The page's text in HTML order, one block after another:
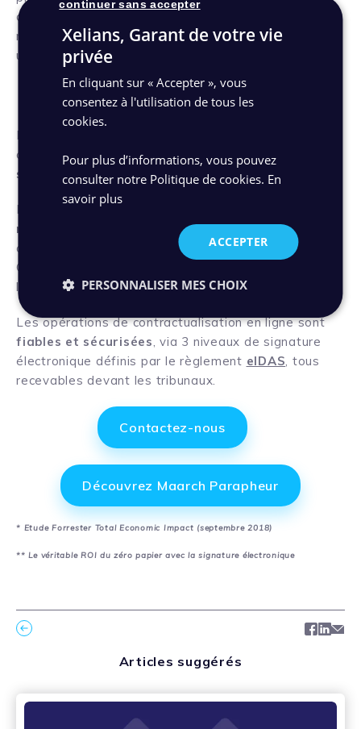
directement sur la
modernisation du parcours client renvoie également
une
image innovante
5. Garantir la conformité réglementaire
En dématérialisant le processus de
contractualisation, l’entreprise assure l’identité du
signataire et l’intégrité du document
Les entreprises remplissent ainsi leurs
réglementaires
, notamment en matière de
connaissance de la clientèle (KYC, Know Your
Customer) et de respect du Règlement Général sur
la Protection des Données Personnelles (RGPD).
Les opérations de contractualisation en ligne sont
fiables et sécurisées, via 3 niveaux de signature
électronique définis par le règlement eIDAS, tous
recevables devant les tribunaux.
Contactez-nous
Découvrez Maarch Parapheur
* Etude Forrester Total Economic Impact (septembre 2018)
** Le véritable ROI du zéro papier avec la signature électronique
Articles suggérés
Xelians, Garant de votre vie
privée
En cliquant sur « Accepter », vous
consentez à l'utilisation de tous les
cookies.
Pour plus d’informations, vous pouvez
consulter notre Politique de cookies. En
savoir plus
ACCEPTER
continuer sans accepter
PERSONNALISER MES CHOIX